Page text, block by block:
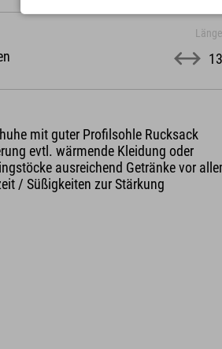
Länge
mit guter Profilsohle Rucksack
evtl. wärmende Kleidung oder
ausreichend Getränke vor
/ Süßigkeiten zur Stärkung